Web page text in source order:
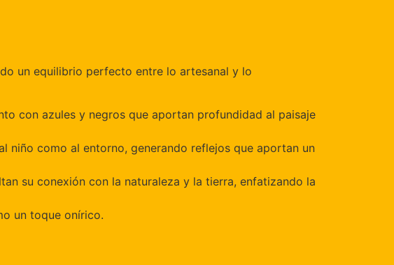
un equilibrio perfecto entre lo artesanal y lo
con azules y negros que aportan profundidad al paisaje
niño como al entorno, generando reflejos que aportan un
su conexión con la naturaleza y la tierra, enfatizando la
un toque onírico.